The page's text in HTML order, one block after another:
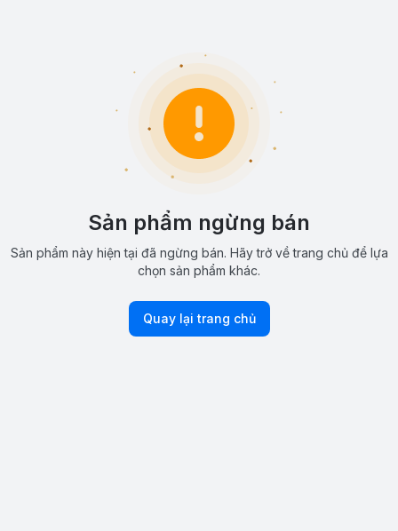
Sản phẩm ngừng bán
Sản phẩm này hiện tại đã ngừng bán. Hãy trở về trang chủ để lựa
chọn sản phẩm khác.
Quay lại trang chủ